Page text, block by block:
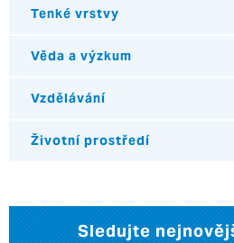
Tenké vrstvy
Věda a výzkum
Vzdělávání
Životní prostředí
Sledujte